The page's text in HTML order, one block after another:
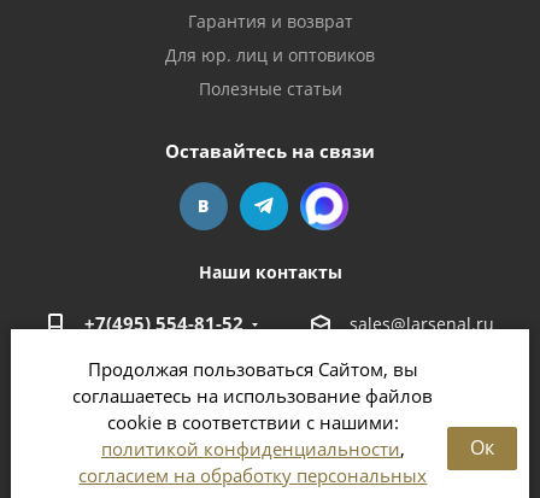
Продолжая пользоваться Сайтом, вы
соглашаетесь на использование файлов
cookie в соответствии с нашими:
политикой конфиденциальности,
согласием на обработку персональных
Ок
Гарантия и возврат
Для юр. лиц и оптовиков
Полезные статьи
Оставайтесь на связи
Наши контакты
+7(495) 554-81-52 sales@larsenal.ru
Московская область,
г. Люберцы,
ул. Хлебозаводская, 8 Б